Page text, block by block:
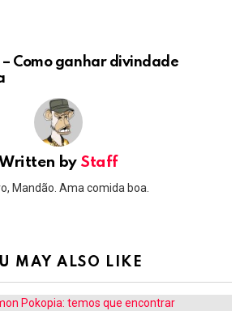
– Como ganhar divindade
by Staff
Mandão. Ama comida boa.
MAY ALSO LIKE